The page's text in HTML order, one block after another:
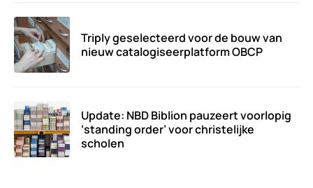
Triply geselecteerd voor de bouw van
nieuw catalogiseerplatform OBCP
Update: NBD Biblion pauzeert voorlopig
‘standing order’ voor christelijke
scholen